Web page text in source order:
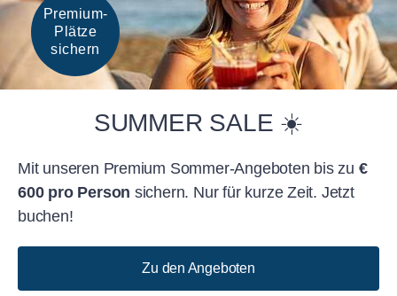
Premium-
Plätze
sichern
SUMMER SALE ☀️
Mit unseren Premium Sommer-Angeboten bis zu €
600 pro Person sichern. Nur für kurze Zeit. Jetzt
buchen!
Zu den Angeboten